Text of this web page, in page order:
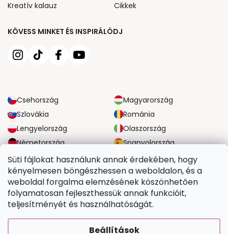
Süti fájlokat használunk annak érdekében, hogy
kényelmesen böngészhessen a weboldalon, és a
weboldal forgalma elemzésének köszönhetően
folyamatosan fejleszthessük annak funkcióit,
teljesítményét és használhatóságát.
Beállítások
KÖVESS MINKET ÉS INSPIRÁLÓDJ
Csehország
Magyarország
Szlovákia
Románia
Lengyelország
Olaszország
Németország
Spanyolország
Nagy-Britannia
Ausztria
Kreatív kalauz
Cikkek
MEGBÍZHATÓ SZÁLLÍTÁSI LEHETŐSÉGEK
BIZTONSÁGOS FIZETÉSI LEHETŐSÉGEK